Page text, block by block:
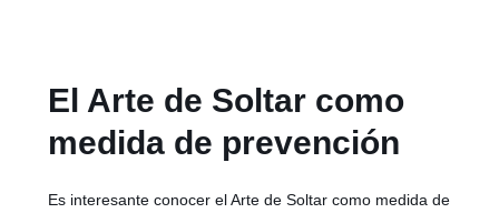
El Arte de Soltar como
medida de prevención
Es interesante conocer el Arte de Soltar como medida de